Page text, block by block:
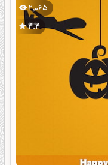
2,065
4.4